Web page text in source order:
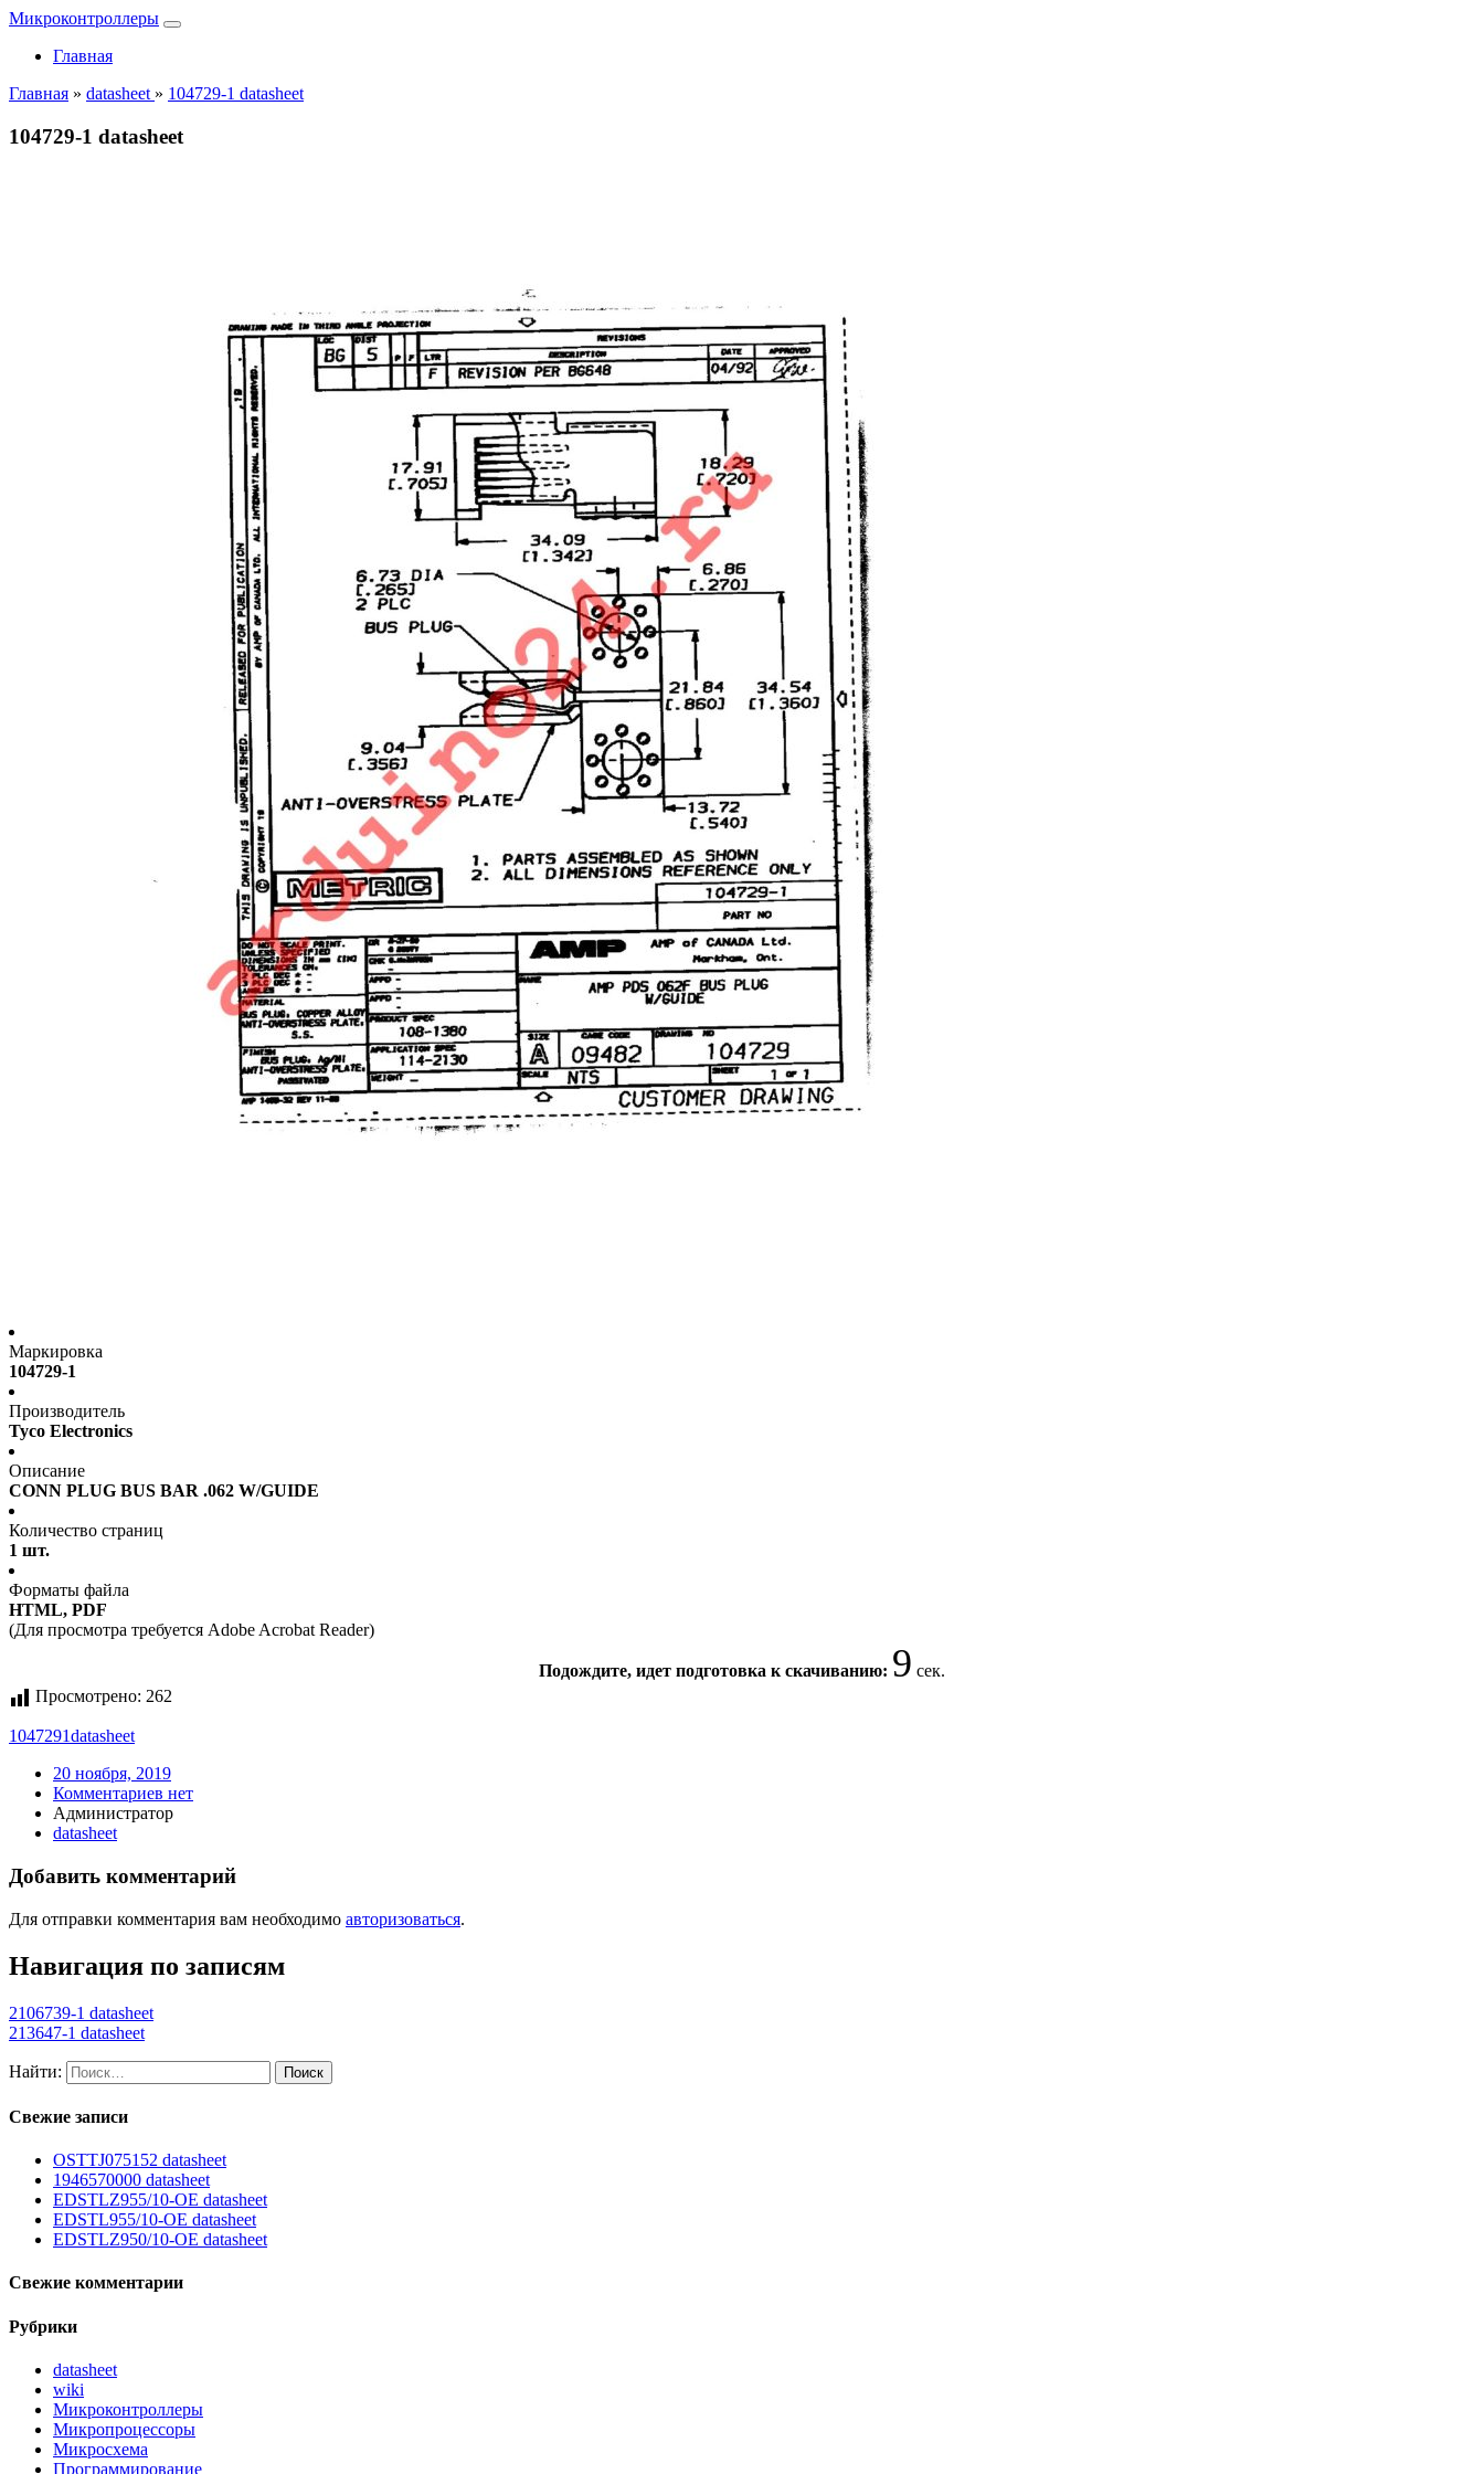
Микроконтроллеры
Главная
Главная » datasheet » 104729-1 datasheet
104729-1 datasheet
Маркировка
104729-1
Производитель
Tyco Electronics
Описание
CONN PLUG BUS BAR .062 W/GUIDE
Количество страниц
1 шт.
Форматы файла
HTML, PDF
(Для просмотра требуется Adobe Acrobat Reader)
Подождите, идет подготовка к скачиванию: 8 сек.
Просмотрено: 262
1047291datasheet
20 ноября, 2019
Комментариев нет
Администратор
datasheet
Добавить комментарий
Для отправки комментария вам необходимо авторизоваться.
Навигация по записям
2106739-1 datasheet
213647-1 datasheet
Найти:
Свежие записи
OSTTJ075152 datasheet
1946570000 datasheet
EDSTLZ955/10-OE datasheet
EDSTL955/10-OE datasheet
EDSTLZ950/10-OE datasheet
Свежие комментарии
Рубрики
datasheet
wiki
Микроконтроллеры
Микропроцессоры
Микросхема
Программирование